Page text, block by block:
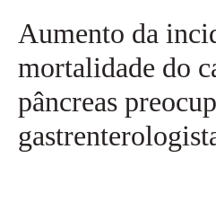
Aumento da
mortalidade do
pâncreas